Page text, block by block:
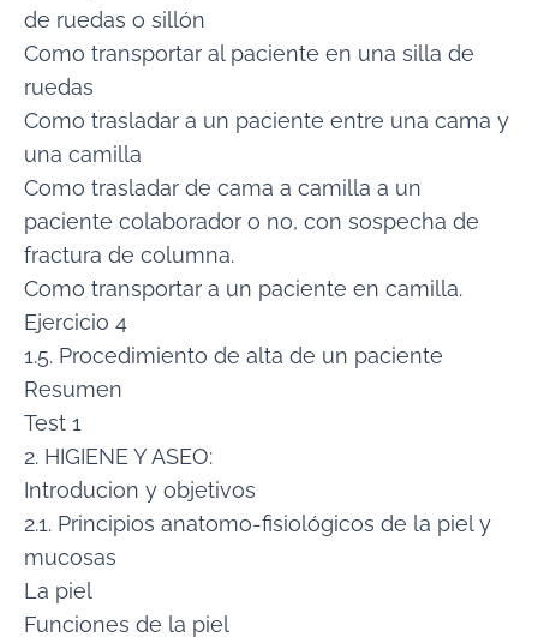
de ruedas o sillón
Como transportar al paciente en una silla de
ruedas
Como trasladar a un paciente entre una cama y
una camilla
Como trasladar de cama a camilla a un
paciente colaborador o no, con sospecha de
fractura de columna.
Como transportar a un paciente en camilla.
Ejercicio 4
1.5. Procedimiento de alta de un paciente
Resumen
Test 1
2. HIGIENE Y ASEO:
Introducion y objetivos
2.1. Principios anatomo-fisiológicos de la piel y
mucosas
La piel
Funciones de la piel